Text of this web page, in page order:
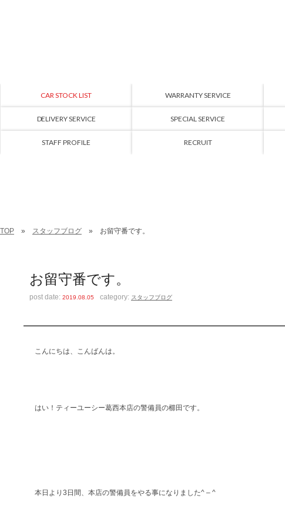
CAR STOCK LIST WARRANTY SERVICE
DELIVERY SERVICE SPECIAL SERVICE
STAFF PROFILE RECRUIT
TOP スタッフブログ お留守番です。
お留守番です。
post date:2019.08.05 category: スタッフブログ
こんにちは、こんばんは。
はい！ティーユーシー葛西本店の警備員の櫛田です。
本日より3日間、本店の警備員をやる事になりました^ – ^